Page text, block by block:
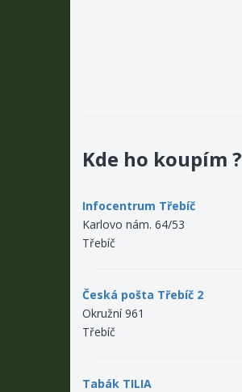
Kde ho koupím ?
Infocentrum Třebíč
Karlovo nám. 64/53
Třebíč
Česká pošta Třebíč 2
Okružní 961
Třebíč
Tabák TILIA